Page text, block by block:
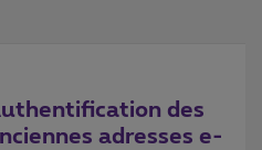
des
adresses e-